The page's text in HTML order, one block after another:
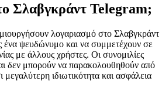
Σλαβγκράντ Telegram;
λογαριασμό στο Σλαβγκράντ
ένα ψευδώνυμο και να συμμετέχουν σε
με άλλους χρήστες. Οι συνομιλίες
δεν μπορούν να παρακολουθηθούν από
μεγαλύτερη ιδιωτικότητα και ασφάλεια